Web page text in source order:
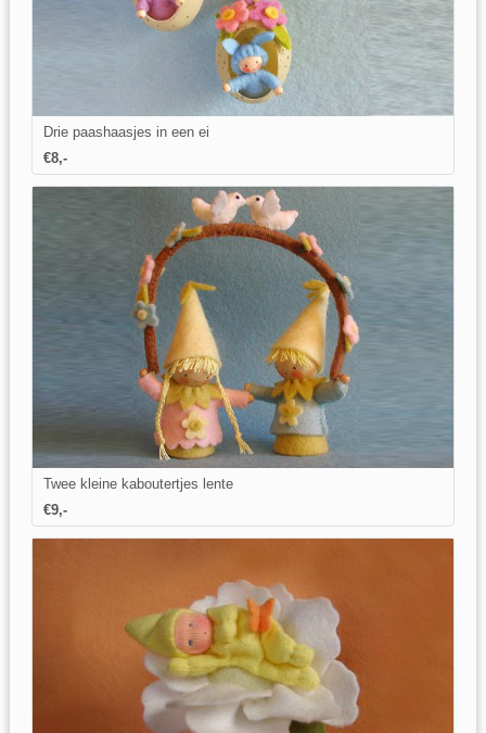
Drie paashaasjes in een ei
€8,-
Twee kleine kaboutertjes lente
€9,-